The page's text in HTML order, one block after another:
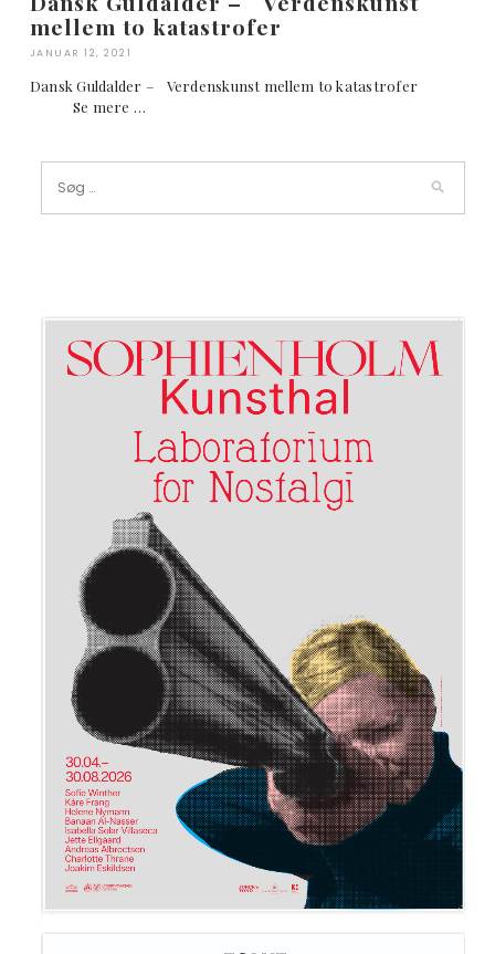
mellem to katastrofer
JANUAR 12, 2021
Dansk Guldalder – Verdenskunst mellem to katastrofer
Se mere …